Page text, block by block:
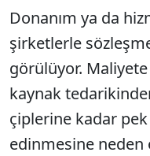
Donanım ya da
şirketlerle
görülüyor.
kaynak
çiplerine kadar
edinmesine neden